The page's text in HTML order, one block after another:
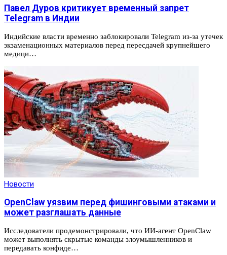
Павел Дуров критикует временный запрет
Telegram в Индии
Индийские власти временно заблокировали Telegram из-за утечек
экзаменационных материалов перед пересдачей крупнейшего
медици…
Новости
OpenClaw уязвим перед фишинговыми атаками и
может разглашать данные
Исследователи продемонстрировали, что ИИ-агент OpenClaw
может выполнять скрытые команды злоумышленников и
передавать конфиде…